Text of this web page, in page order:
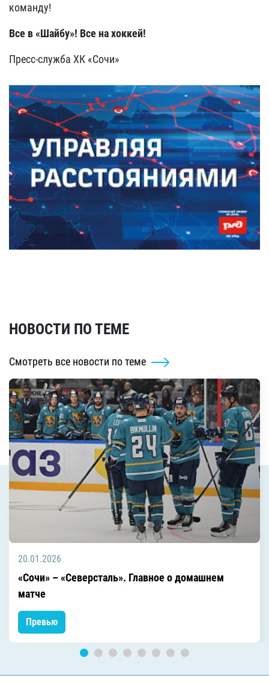
команду!
Все в «Шайбу»! Все на хоккей!
Пресс-служба ХК «Сочи»
НОВОСТИ ПО ТЕМЕ
Смотреть все новости по теме
20.01.2026
«Сочи» – «Северсталь». Главное о домашнем
матче
Превью